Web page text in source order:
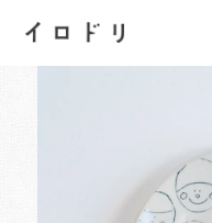
イロドリ